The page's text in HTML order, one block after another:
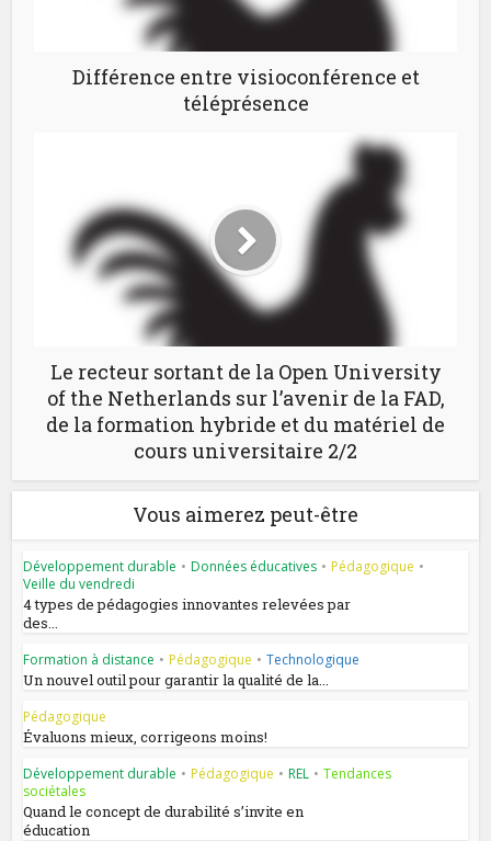
Différence entre visioconférence et
téléprésence
Le recteur sortant de la Open University
of the Netherlands sur l’avenir de la FAD,
de la formation hybride et du matériel de
cours universitaire 2/2
Vous aimerez peut-être
Développement durable • Données éducatives • Pédagogique •
Veille du vendredi
4 types de pédagogies innovantes relevées par
des...
Formation à distance • Pédagogique • Technologique
Un nouvel outil pour garantir la qualité de la...
Pédagogique
Évaluons mieux, corrigeons moins!
Développement durable • Pédagogique • REL • Tendances
sociétales
Quand le concept de durabilité s’invite en
éducation